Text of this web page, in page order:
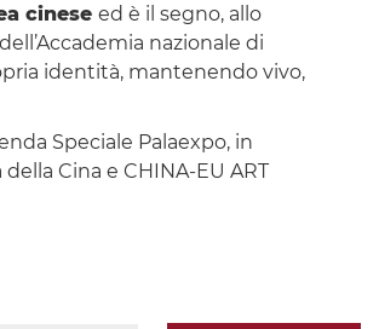
cinese ed è il segno, allo
nazionale di
identità, mantenendo vivo,
Speciale Palaexpo, in
Cina e CHINA-EU ART